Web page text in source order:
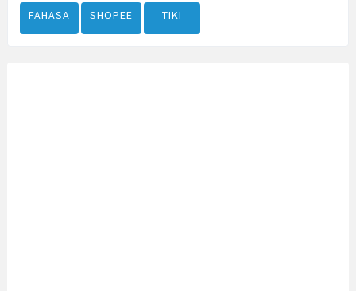
FAHASA SHOPEE TIKI